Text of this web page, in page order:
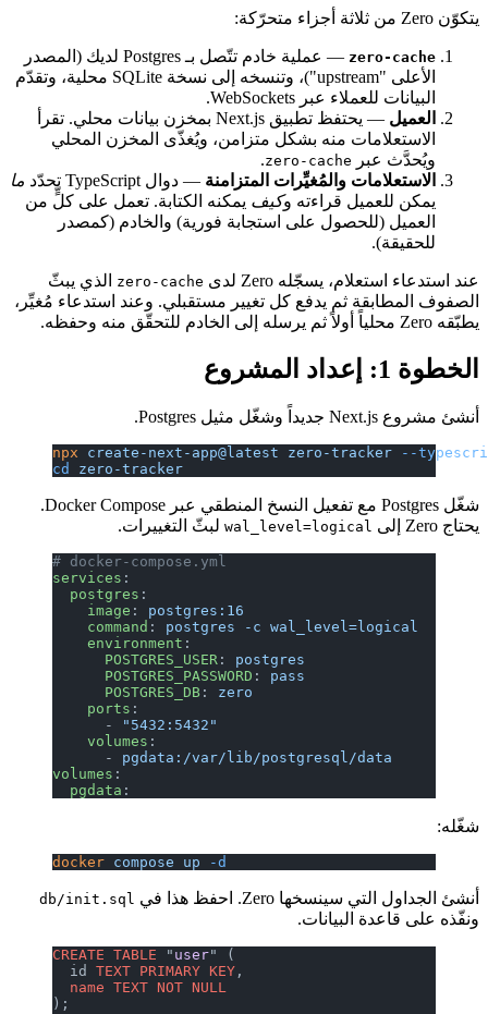
يتكوّن Zero من ثلاثة أجزاء متحرّكة:
zero-cache
— عملية خادم تتّصل بـ Postgres لديك (المصدر
الأعلى "upstream")، وتنسخه إلى نسخة SQLite محلية، وتقدّم
البيانات للعملاء عبر WebSockets.
العميل
— يحتفظ تطبيق Next.js بمخزن بيانات محلي. تقرأ
الاستعلامات منه بشكل متزامن، ويُغذّى المخزن المحلي
ويُحدَّث عبر zero-cache
.
الاستعلامات والمُغيِّرات المتزامنة— دوال TypeScript تحدّد
ما
يمكن للعميل قراءته و كيف يمكنه الكتابة. تعمل على كلٍّ من
العميل (للحصول على استجابة فورية) والخادم (كمصدر
للحقيقة).
عند استدعاء استعلام، يسجّله Zero لدى zero-cacheالذي يبثّ
الصفوف المطابقة ثم يدفع كل تغيير مستقبلي. وعند استدعاء مُغيِّر،
يطبّقه Zero محلياً أولاً ثم يرسله إلى الخادم للتحقّق منه وحفظه.
الخطوة 1: إعداد المشروع
أنشئ مشروع Next.js جديداً وشغّل مثيل Postgres.
npx create-next-app@latest zero-tracker
--
cd zero-tracker
شغّل Postgres مع تفعيل النسخ المنطقي عبر Docker Compose.
يحتاج Zero إلى
wal_level=logicalلبثّ التغييرات.
# docker-compose.yml
services
  postgres
    image
: postgres:16
    command
: postgres -c wal_level=logical
    environment
      POSTGRES_USER
: postgres
      POSTGRES_PASSWORD
: pass
      POSTGRES_DB
: zero
    ports
      -
"5432:5432"
    volumes
      -
pgdata:/var/lib/postgresql/data
volumes
  pgdata
شغّله:
docker compose up -d
أنشئ الجداول التي سينسخها Zero. احفظ هذا في db/init.sql
ونفّذه على قاعدة البيانات.
CREATE TABLE "user
" (
  id
TEXT PRIMARY KEY
  name
TEXT NOT NULL
);